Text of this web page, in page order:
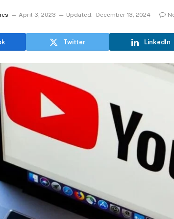
April 3, 2023 Updated: December 13, 2024
Twitter LinkedIn